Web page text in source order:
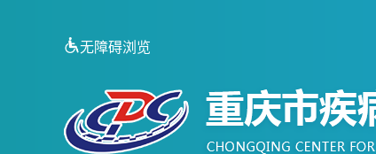
无障碍浏览